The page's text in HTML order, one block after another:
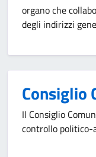
organo che
degli indirizzi
Consiglio
Il Consiglio
controllo politico-